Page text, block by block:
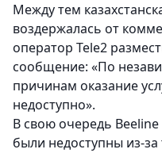
Между тем
воздержалась от
оператор Tele2
сообщение: «По
причинам оказание
недоступно».
В свою очередь
были недоступны из-за